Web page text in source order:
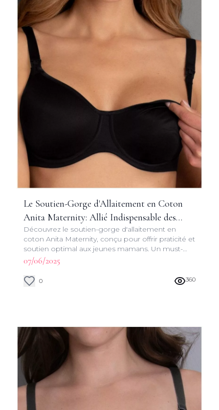
Le Soutien-Gorge d'Allaitement en Coton
Anita Maternity: Allié Indispensable des
Jeunes Mamans
Découvrez le soutien-gorge d'allaitement en
coton Anita Maternity, conçu pour offrir praticité et
soutien optimal aux jeunes mamans. Un must-
have pour une expérience d'allaitement sereine et
agréable.
07/06/2025
0 360